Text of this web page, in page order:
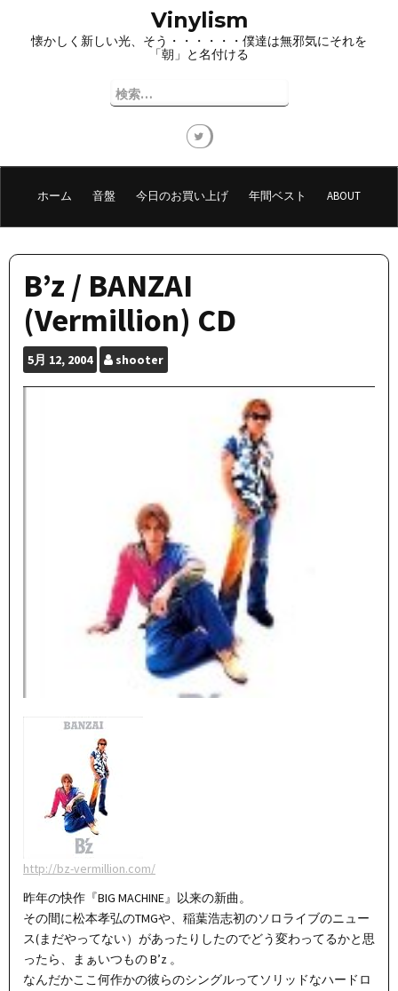
プ
Vinylism
懐かしく新しい光、そう・・・・・・僕達は無邪気にそれを
「朝」と名付ける
検
索:
ホーム 音盤 今日のお買い上げ 年間ベスト ABOUT
B’z / BANZAI
(Vermillion) CD
5月 12, 2004 shooter
http://bz-vermillion.com/
昨年の快作『BIG MACHINE』以来の新曲。
その間に松本孝弘のTMGや、稲葉浩志初のソロライブのニュー
ス(まだやってない）があったりしたのでどう変わってるかと思
ったら、まぁいつもの B’z 。
なんだかここ何作かの彼らのシングルってソリッドなハードロ